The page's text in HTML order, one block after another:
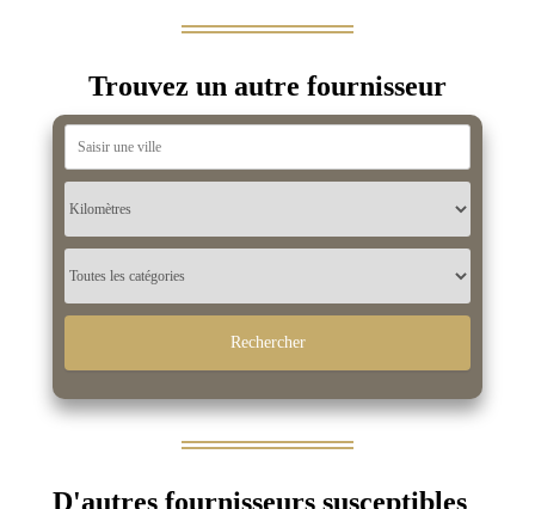
Trouvez un autre fournisseur
D'autres fournisseurs susceptibles